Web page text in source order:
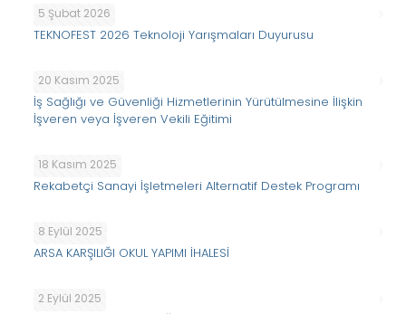
5 Şubat 2026
TEKNOFEST 2026 Teknoloji Yarışmaları Duyurusu
20 Kasım 2025
İş Sağlığı ve Güvenliği Hizmetlerinin Yürütülmesine İlişkin
İşveren veya İşveren Vekili Eğitimi
18 Kasım 2025
Rekabetçi Sanayi İşletmeleri Alternatif Destek Programı
8 Eylül 2025
ARSA KARŞILIĞI OKUL YAPIMI İHALESİ
2 Eylül 2025